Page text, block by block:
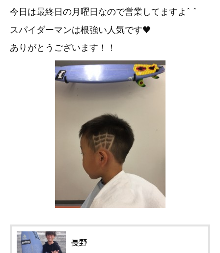
今日は最終日の月曜日なので営業してますよ^ ^
スパイダーマンは根強い人気です🖤
ありがとうございます！！
長野